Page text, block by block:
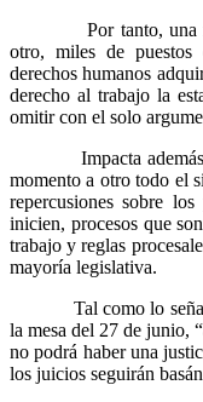
Por tanto, una
otro, miles de puestos
derechos humanos
derecho al trabajo la
omitir con el solo
Impacta además en
momento a otro todo el
repercusiones sobre
inicien, procesos que
trabajo y reglas
mayoría legislativa.
Tal como lo señaló
la mesa del 27 de junio,
no podrá haber una
los juicios seguirán